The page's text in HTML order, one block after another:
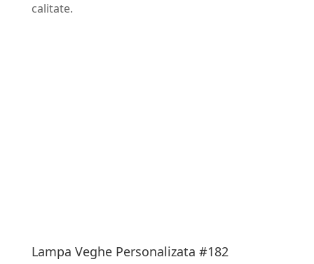
calitate.
Lampa Veghe Personalizata #182